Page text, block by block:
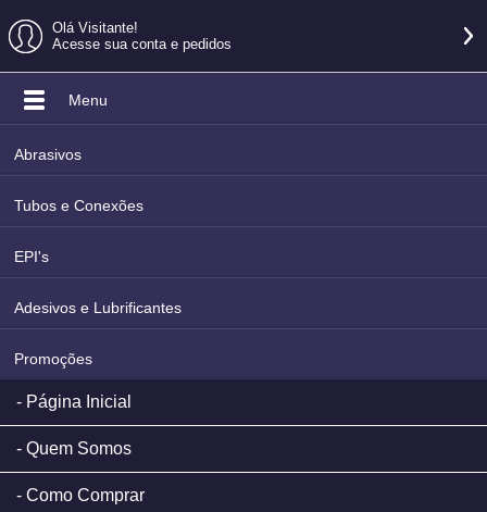
Olá Visitante!
Acesse sua conta e pedidos
Menu
Abrasivos
Tubos e Conexões
EPI's
Adesivos e Lubrificantes
Promoções
Página Inicial
Quem Somos
Como Comprar